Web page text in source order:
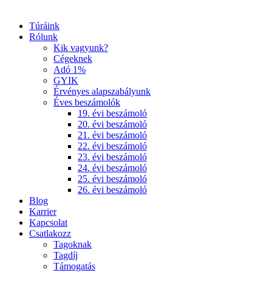
Túráink
Rólunk
Kik vagyunk?
Cégeknek
Adó 1%
GYIK
Érvényes alapszabályunk
Éves beszámolók
19. évi beszámoló
20. évi beszámoló
21. évi beszámoló
22. évi beszámoló
23. évi beszámoló
24. évi beszámoló
25. évi beszámoló
26. évi beszámoló
Blog
Karrier
Kapcsolat
Csatlakozz
Tagoknak
Tagdíj
Támogatás